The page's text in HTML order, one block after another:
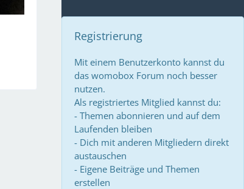
Registrierung
Mit einem Benutzerkonto kannst du
das womobox Forum noch besser
nutzen.
Als registriertes Mitglied kannst du:
- Themen abonnieren und auf dem
Laufenden bleiben
- Dich mit anderen Mitgliedern direkt
austauschen
- Eigene Beiträge und Themen
erstellen